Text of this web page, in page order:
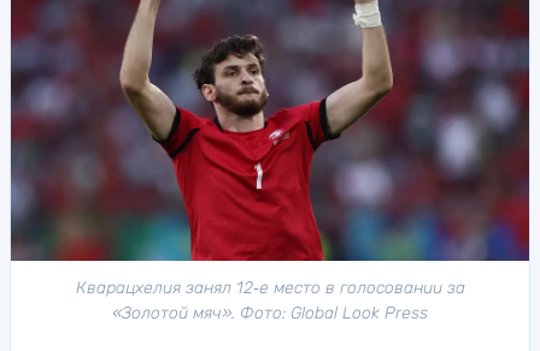
Кварацхелия занял 12‑е место в голосовании за
«Золотой мяч». Фото: Global Look Press